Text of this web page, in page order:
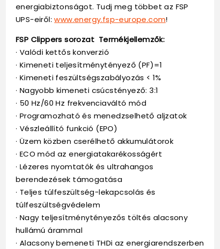
energiabiztonságot. Tudj meg többet az FSP
UPS-eiről:www.energy.fsp-europe.com!
FSP Clippers sorozat Termékjellemzők:
· Valódi kettős konverzió
· Kimeneti teljesítménytényező (PF)=1
· Kimeneti feszültségszabályozás < 1%
· Nagyobb kimeneti csúcstényező: 3:1
· 50 Hz/60 Hz frekvenciaváltó mód
· Programozható és menedzselhető aljzatok
· Vészleállító funkció (EPO)
· Üzem közben cserélhető akkumulátorok
· ECO mód az energiatakarékosságért
· Lézeres nyomtatók és ultrahangos
berendezések támogatása
· Teljes túlfeszültség-lekapcsolás és
túlfeszültségvédelem
· Nagy teljesítménytényezős töltés alacsony
hullámú árammal
· Alacsony bemeneti THDi az energiarendszerben